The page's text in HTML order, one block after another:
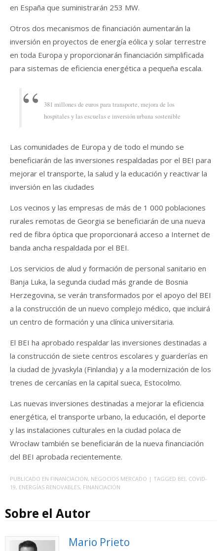
en España que suministrarán 253 MW.
Otros dos mecanismos de financiación aumentarán la
inversión en proyectos de energía eólica y solar terrestre
en toda Europa y proporcionarán financiación simplificada
para sistemas de eficiencia energética a pequeña escala.
381 millones de euros para transporte, mejora de los
hospitales y las escuelas e inversión urbana sostenible
Las comunidades de Europa y de todo el mundo se
beneficiarán de las inversiones respaldadas por el BEI para
mejorar el transporte, la salud y la educación y reactivar la
inversión en las ciudades
Los vecinos y las empresas de más de 1 000 poblaciones
rurales remotas de Georgia se beneficiarán de una nueva
red de fibra óptica que proporcionará acceso a Internet de
banda ancha respaldada por el BEI.
Los servicios de alud y formación de personal sanitario en
Banja Luka, la segunda ciudad más grande de Bosnia
Herzegovina, se verán transformados por el apoyo del BEI
a la construcción de un nuevo complejo médico, que incluirá
un centro de formación y una clínica universitaria.
El BEI ha aprobado respaldar las inversiones destinadas a
la construcción de siete centros escolares y guarderías en
la ciudad de Jyvaskyla (Finlandia) y a la modernización de los
trenes de cercanías en la capital sueca, Estocolmo.
Las nuevas inversiones destinadas a mejorar la eficiencia
energética, el transporte urbano, la educación, el deporte
y las instalaciones culturales en la ciudad polaca de
Wrocław también se beneficiarán de la nueva financiación
del BEI aprobada recientemente.
PUBLICADO EN FINANCIACIÓN, NEGOCIOS MERCADO | TAGGED BEI, COVID-
19, ENERGÍAS RENOVABLES, FINANCIACIÓN
Sobre el Autor
Mario Prieto